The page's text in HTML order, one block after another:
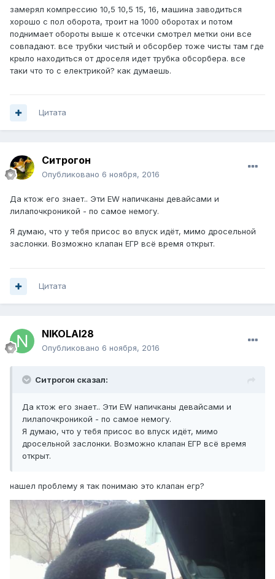
замерял компрессию 10,5 10,5 15, 16, машина заводиться
хорошо с пол оборота, троит на 1000 оборотах и потом
поднимает обороты выше к отсечки смотрел метки они все
совпадают. все трубки чистый и обсорбер тоже чисты там где
крыло находиться от дроселя идет трубка обсорбера. все
таки что то с електрикой? как думаешь.
Цитата
Ситрогон
Опубликовано 6 ноября, 2016
Да ктож его знает.. Эти EW напичканы девайсами и
лилапочкроникой - по самое немогу.
Я думаю, что у тебя присос во впуск идёт, мимо дросельной
заслонки. Возможно клапан ЕГР всё время открыт.
Цитата
NIKOLAI28
Опубликовано 6 ноября, 2016
Ситрогон сказал:
Да ктож его знает.. Эти EW напичканы девайсами и
лилапочкроникой - по самое немогу.
Я думаю, что у тебя присос во впуск идёт, мимо
дросельной заслонки. Возможно клапан ЕГР всё время
открыт.
нашел проблему я так понимаю это клапан егр?